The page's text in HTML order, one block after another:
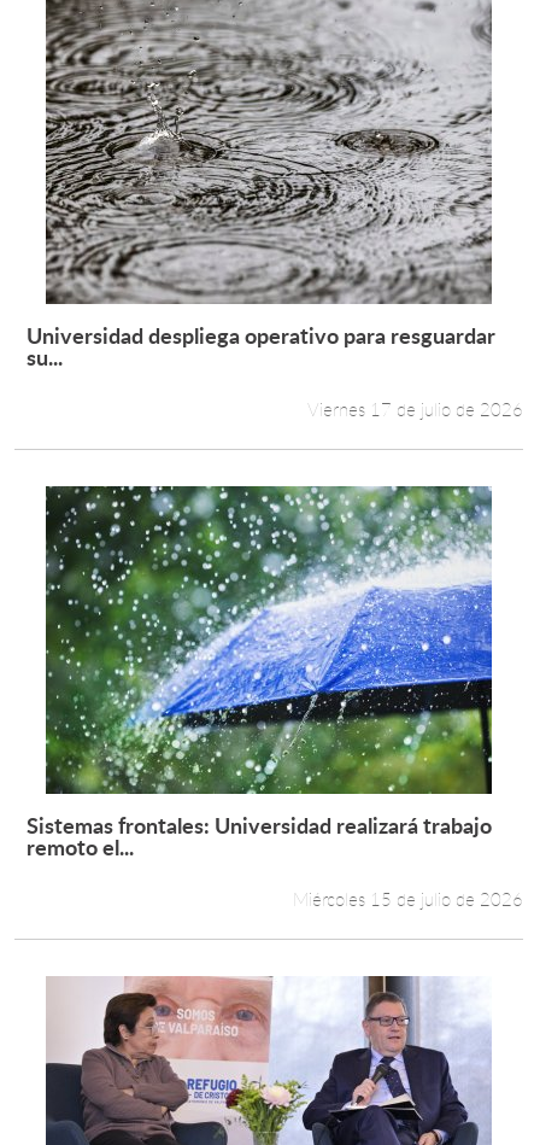
Leer más +
Universidad despliega operativo para resguardar
su...
Viernes 17 de julio de 2026
Leer más +
Sistemas frontales: Universidad realizará trabajo
remoto el...
Miércoles 15 de julio de 2026